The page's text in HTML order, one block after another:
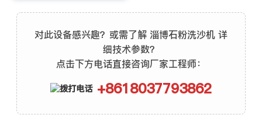
对此设备感兴趣？或需了解 淄博石粉洗沙机 详
细技术参数？
点击下方电话直接咨询厂家工程师：
+8618037793862